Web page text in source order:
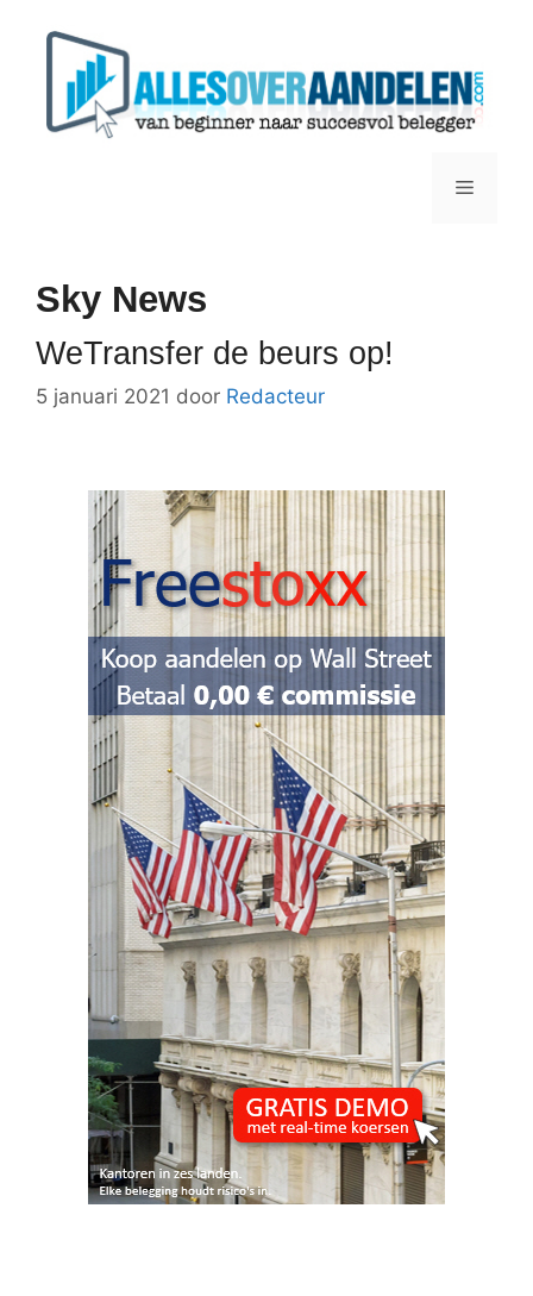
Menu
Sky News
WeTransfer de beurs op!
5 januari 2021 door Redacteur